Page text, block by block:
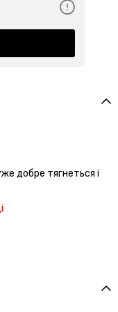
добре тягнеться і